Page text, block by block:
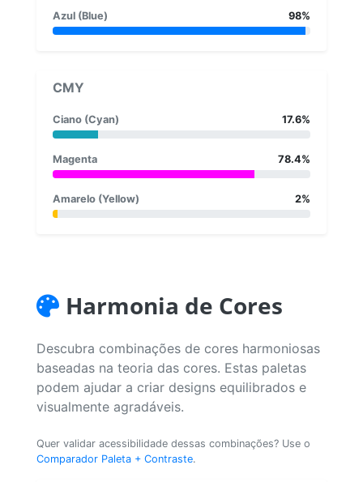
Azul (Blue) 98%
CMY
Ciano (Cyan) 17.6%
Magenta 78.4%
Amarelo (Yellow) 2%
Harmonia de Cores
Descubra combinações de cores harmoniosas
baseadas na teoria das cores. Estas paletas
podem ajudar a criar designs equilibrados e
visualmente agradáveis.
Quer validar acessibilidade dessas combinações? Use o
Comparador Paleta + Contraste.